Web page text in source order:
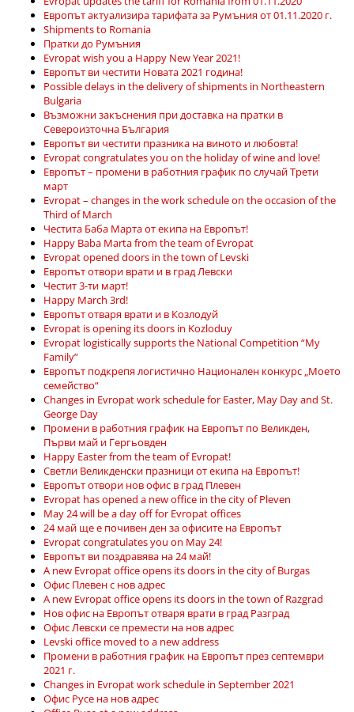
Европът актуализира тарифата за Румъния от 01.11.2020 г.
Shipments to Romania
Пратки до Румъния
Evropat wish you a Happy New Year 2021!
Европът ви честити Новата 2021 година!
Possible delays in the delivery of shipments in Northeastern
Bulgaria
Възможни закъснения при доставка на пратки в
Североизточна България
Европът ви честити празника на виното и любовта!
Evropat congratulates you on the holiday of wine and love!
Европът – промени в работния график по случай Трети
март
Evropat – changes in the work schedule on the occasion of the
Third of March
Честита Баба Марта от екипа на Европът!
Happy Baba Marta from the team of Evropat
Evropat opened doors in the town of Levski
Европът отвори врати и в град Левски
Честит 3-ти март!
Happy March 3rd!
Европът отваря врати и в Козлодуй
Evropat is opening its doors in Kozloduy
Evropat logistically supports the National Competition “My
Family”
Европът подкрепя логистично Национален конкурс „Моето
семейство“
Changes in Evropat work schedule for Easter, May Day and St.
George Day
Промени в работния график на Европът по Великден,
Първи май и Гергьовден
Happy Easter from the team of Evropat!
Светли Великденски празници от екипа на Европът!
Европът отвори нов офис в град Плевен
Evropat has opened a new office in the city of Pleven
May 24 will be a day off for Evropat offices
24 май ще е почивен ден за офисите на Европът
Evropat congratulates you on May 24!
Европът ви поздравява на 24 май!
A new Evropat office opens its doors in the city of Burgas
Офис Плевен с нов адрес
A new Evropat office opens its doors in the town of Razgrad
Нов офис на Европът отваря врати в град Разград
Офис Левски се премести на нов адрес
Levski office moved to a new address
Промени в работния график на Европът през септември
2021 г.
Changes in Evropat work schedule in September 2021
Офис Русе на нов адрес